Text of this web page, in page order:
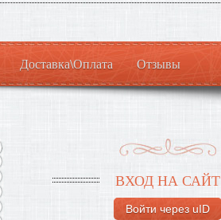
Доставка\Оплата Отзывы
ВХОД НА САЙТ
Войти через uID